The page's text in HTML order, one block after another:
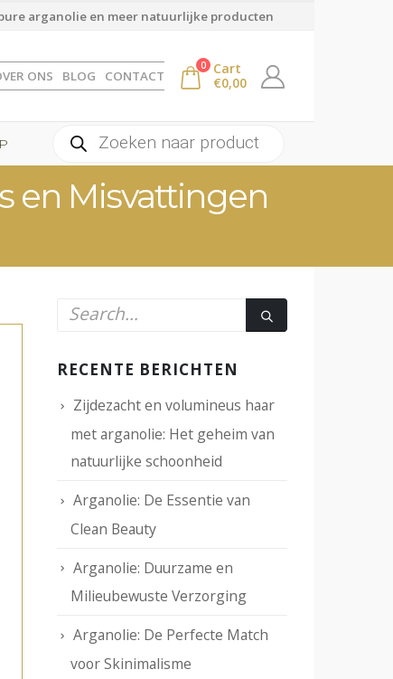
arganolie en meer natuurlijke producten
ONS BLOG CONTACT
0
Cart
€0,00
Producten
zoeken
en Misvattingen
RECENTE BERICHTEN
Zijdezacht en volumineus haar
met arganolie: Het geheim van
natuurlijke schoonheid
Arganolie: De Essentie van
Clean Beauty
Arganolie: Duurzame en
Milieubewuste Verzorging
Arganolie: De Perfecte Match
voor Skinimalisme